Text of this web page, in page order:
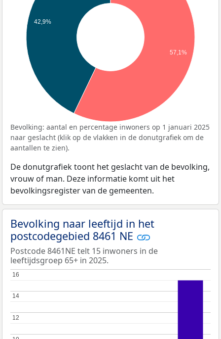
42,9%
57,1%
Bevolking: aantal en percentage inwoners op 1 januari 2025
naar geslacht (klik op de vlakken in de donutgrafiek om de
aantallen te zien).
De donutgrafiek toont het geslacht van de bevolking,
vrouw of man. Deze informatie komt uit het
bevolkingsregister van de gemeenten.
Bevolking naar leeftijd in het
postcodegebied 8461 NE
Postcode 8461NE telt 15 inwoners in de
leeftijdsgroep 65+ in 2025.
12
12
14
14
16
16